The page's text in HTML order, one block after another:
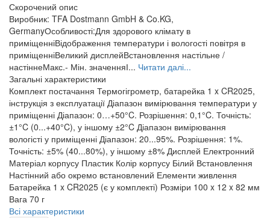
Скорочений опис
Виробник: TFA Dostmann GmbH & Co.KG,
GermanyОсобливості:Для здорового клімату в
приміщенніВідображення температури і вологості повітря в
приміщенніВеликий дисплейВстановлення настільне /
настіннеМакс.- Мін. значенняІ... Читати далі...
Загальні характеристики
Комплект постачання Термогігрометр, батарейка 1 x CR2025,
інструкція з експлуатації Діапазон вимірювання температури у
приміщенні Діапазон: 0…+50°C. Розрішення: 0,1°C. Точність:
±1°C (0...+40°C), у іншому ±2°C Діапазон вимірювання
вологісті у приміщенні Діапазон: 20...95%. Розрішення: 1%.
Точність: ±5% (40...80%), у іншому ±8% Дисплей Електронний
Матеріал корпусу Пластик Колір корпусу Білий Встановлення
Настінний або окремо встановлений Елементи живлення
Батарейка 1 x CR2025 (є у комплекті) Розміри 100 x 12 x 82 мм
Вага 70 г
Всі характеристики